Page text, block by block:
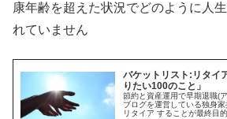
康年齢を超えた状況でどのように人
れていません
バケットリスト:リタイ
りたい100のこと」
節約と資産運用で早期退職(
ブログを運営している独身
リタイア することが最終目